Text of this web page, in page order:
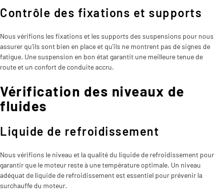
Contrôle des fixations et supports
Nous vérifions les fixations et les supports des suspensions pour nous
assurer qu’ils sont bien en place et qu’ils ne montrent pas de signes de
fatigue. Une suspension en bon état garantit une meilleure tenue de
route et un confort de conduite accru.
Vérification des niveaux de
fluides
Liquide de refroidissement
Nous vérifions le niveau et la qualité du liquide de refroidissement pour
garantir que le moteur reste à une température optimale. Un niveau
adéquat de liquide de refroidissement est essentiel pour prévenir la
surchauffe du moteur.